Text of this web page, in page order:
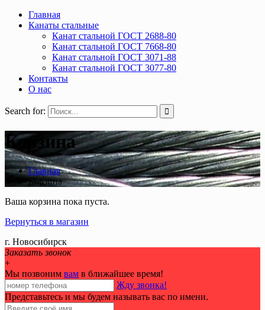
Главная
Канаты стальные
Канат стальной ГОСТ 2688-80
Канат стальной ГОСТ 7668-80
Канат стальной ГОСТ 3071-88
Канат стальной ГОСТ 3077-80
Контакты
О нас
Search for:
Корзина
Главная
Корзина
Ваша корзина пока пуста.
Вернуться в магазин
г. Новосибирск
Заказать звонок
+
Мы позвоним вам в ближайшее время!
Жду звонка!
Представьтесь и мы будем называть вас по имени.